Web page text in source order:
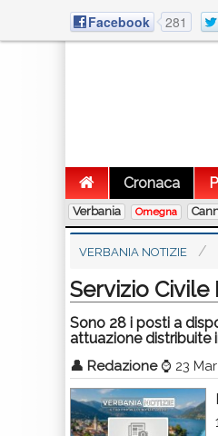
Facebook 281
Cronaca
Verbania Omegna
VERBANIA NOTIZIE
Servizio Civile
Sono 28 i posti a
attuazione distribuite
👤 Redazione ⌚ 23